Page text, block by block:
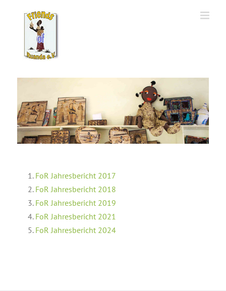
FoR Jahresbericht 2017
FoR Jahresbericht 2018
FoR Jahresbericht 2019
FoR Jahresbericht 2021
FoR Jahresbericht 2024